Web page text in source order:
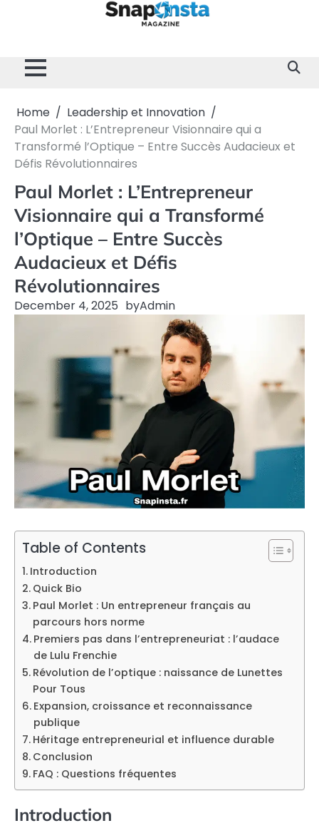
nous
Home
Leadership et Innovation
Paul Morlet : L’Entrepreneur Visionnaire qui a
Transformé l’Optique – Entre Succès Audacieux et
Défis Révolutionnaires
Paul Morlet : L’Entrepreneur
Visionnaire qui a Transformé
l’Optique – Entre Succès
Audacieux et Défis
Révolutionnaires
December 4, 2025 byAdmin
Table of Contents
Introduction
Quick Bio
Paul Morlet : Un entrepreneur français au
parcours hors norme
Premiers pas dans l’entrepreneuriat : l’audace
de Lulu Frenchie
Révolution de l’optique : naissance de Lunettes
Pour Tous
Expansion, croissance et reconnaissance
publique
Héritage entrepreneurial et influence durable
Conclusion
FAQ : Questions fréquentes
Introduction